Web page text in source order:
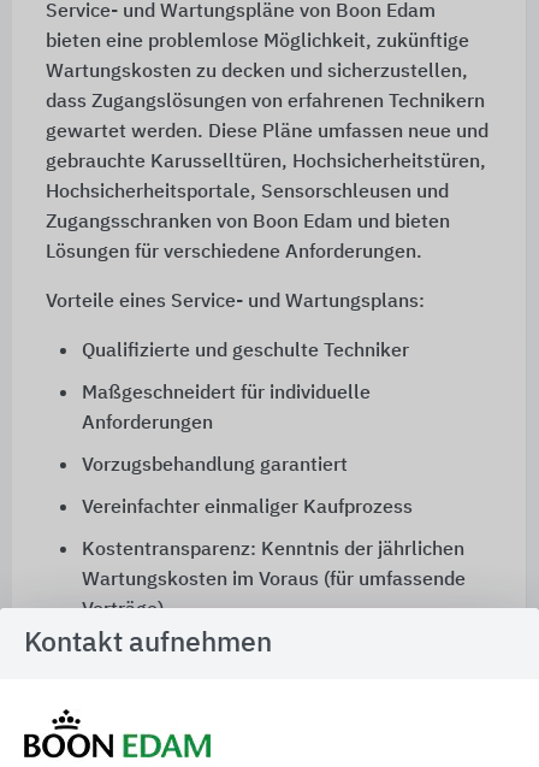
Service- und Wartungspläne von Boon Edam
bieten eine problemlose Möglichkeit, zukünftige
Wartungskosten zu decken und sicherzustellen,
dass Zugangslösungen von erfahrenen Technikern
gewartet werden. Diese Pläne umfassen neue und
gebrauchte Karusselltüren, Hochsicherheitstüren,
Hochsicherheitsportale, Sensorschleusen und
Zugangsschranken von Boon Edam und bieten
Lösungen für verschiedene Anforderungen.
Vorteile eines Service- und Wartungsplans:
Qualifizierte und geschulte Techniker
Maßgeschneidert für individuelle
Anforderungen
Vorzugsbehandlung garantiert
Vereinfachter einmaliger Kaufprozess
Kostentransparenz: Kenntnis der jährlichen
Wartungskosten im Voraus (für umfassende
Verträge)
Effiziente Planung: Vorausschauende Planung
Türhersteller zur Einhaltung der geltenden
Kontakt aufnehmen